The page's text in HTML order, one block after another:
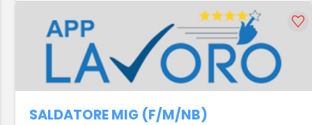
SALDATORE MIG (F/M/NB)